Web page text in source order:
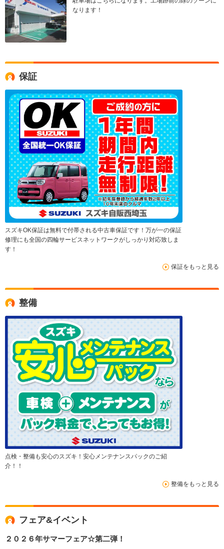
なります！
保証
スズキOK保証は無料で付帯される中古車保証です！万が一の保証
修理にも全国の四輪サービスネットワークがしっかり対応致しま
す！
保証をもっと見る
整備
点検・整備も安心のスズキ！安心メンテナンスパックのご紹
介！！
整備をもっと見る
フェア&イベント
２０２６年サマーフェア☆第二弾！